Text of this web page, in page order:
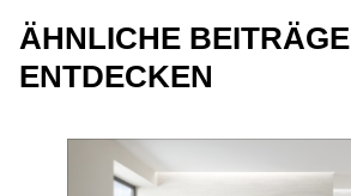
ÄHNLICHE BEITRÄGE
ENTDECKEN